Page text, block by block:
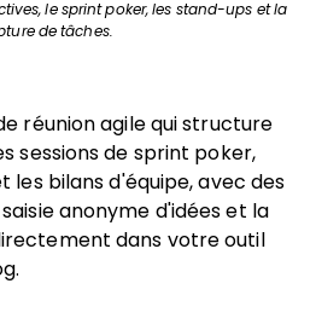
le sprint poker, les stand-ups et la
de tâches.
réunion agile qui structure
sessions de sprint poker,
les bilans d'équipe, avec des
anonyme d'idées et la
dans votre outil